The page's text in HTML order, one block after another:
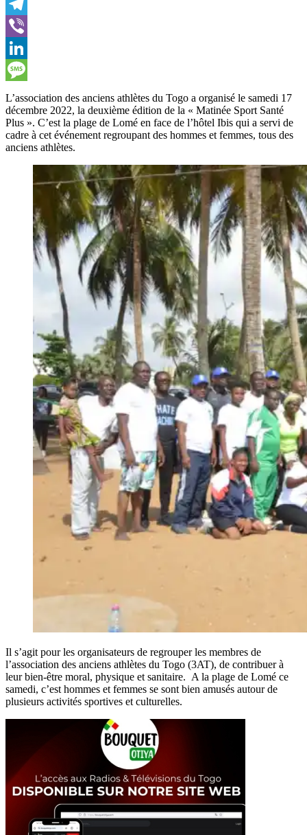
Twitter
Telegram
Viber
LinkedIn
Message
L’association des anciens athlètes du Togo a organisé le samedi 17
décembre 2022, la deuxième édition de la « Matinée Sport Santé
Plus ». C’est la plage de Lomé en face de l’hôtel Ibis qui a servi de
cadre à cet événement regroupant des hommes et femmes, tous des
anciens athlètes.
Il s’agit pour les organisateurs de regrouper les membres de
l’association des anciens athlètes du Togo (3AT), de contribuer à
leur bien-être moral, physique et sanitaire. A la plage de Lomé ce
samedi, c’est hommes et femmes se sont bien amusés autour de
plusieurs activités sportives et culturelles.